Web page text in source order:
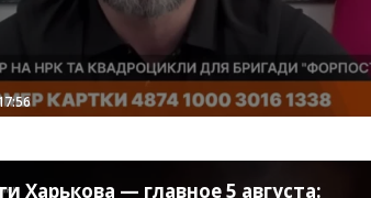
Харькова — главное 5 августа: